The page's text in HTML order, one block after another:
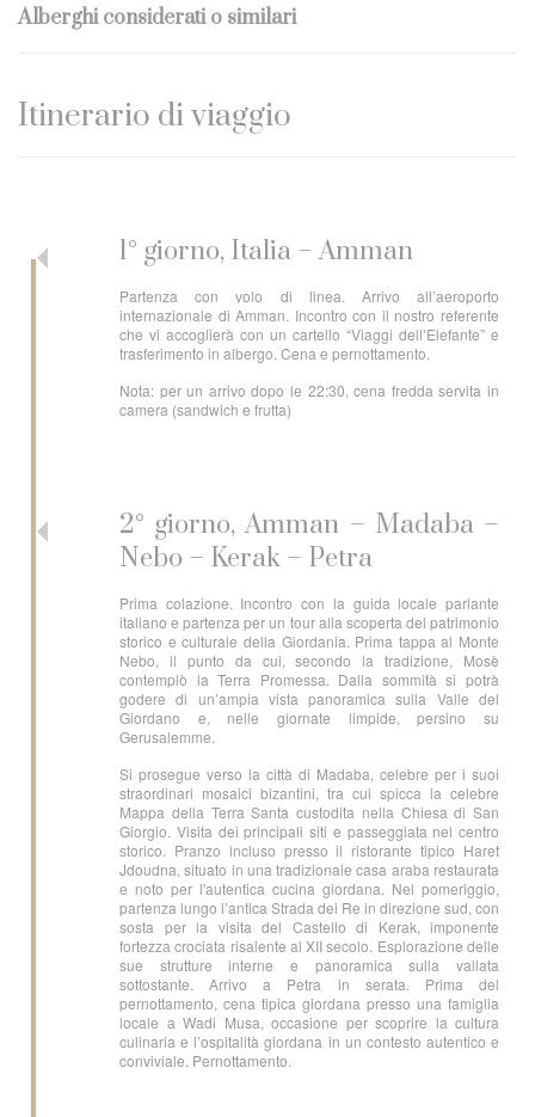
Alberghi considerati o similari
Itinerario di viaggio
1° giorno, Italia – Amman
Partenza con volo di linea. Arrivo all’aeroporto
internazionale di Amman. Incontro con il nostro referente
che vi accoglierà con un cartello “Viaggi dell’Elefante” e
trasferimento in albergo. Cena e pernottamento.
Nota: per un arrivo dopo le 22:30, cena fredda servita in
camera (sandwich e frutta)
2° giorno, Amman – Madaba –
Nebo – Kerak – Petra
Prima colazione. Incontro con la guida locale parlante
italiano e partenza per un tour alla scoperta del patrimonio
storico e culturale della Giordania. Prima tappa al Monte
Nebo, il punto da cui, secondo la tradizione, Mosè
contemplò la Terra Promessa. Dalla sommità si potrà
godere di un’ampia vista panoramica sulla Valle del
Giordano e, nelle giornate limpide, persino su
Gerusalemme.
Si prosegue verso la città di Madaba, celebre per i suoi
straordinari mosaici bizantini, tra cui spicca la celebre
Mappa della Terra Santa custodita nella Chiesa di San
Giorgio. Visita dei principali siti e passeggiata nel centro
storico. Pranzo incluso presso il ristorante tipico Haret
Jdoudna, situato in una tradizionale casa araba restaurata
e noto per l'autentica cucina giordana. Nel pomeriggio,
partenza lungo l’antica Strada dei Re in direzione sud, con
sosta per la visita del Castello di Kerak, imponente
fortezza crociata risalente al XII secolo. Esplorazione delle
sue strutture interne e panoramica sulla vallata
sottostante. Arrivo a Petra in serata. Prima del
pernottamento, cena tipica giordana presso una famiglia
locale a Wadi Musa, occasione per scoprire la cultura
culinaria e l’ospitalità giordana in un contesto autentico e
conviviale. Pernottamento.